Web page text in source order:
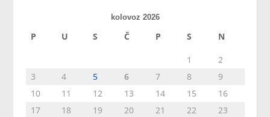
kolovoz 2026
P U S Č P S N
1
2
3
4 5 6 7 8
9
10
11 12 13 14 15
16
17
18 19 20 21 22
23